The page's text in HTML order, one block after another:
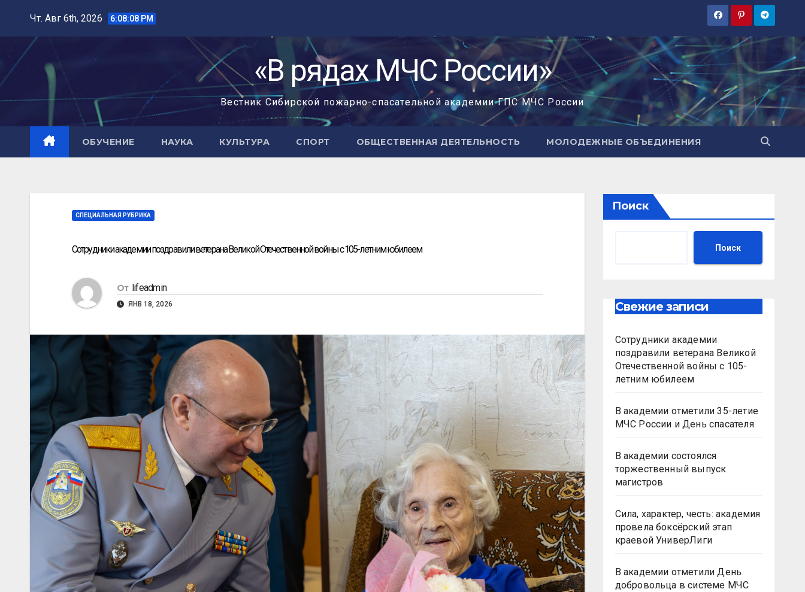
Чт. Авг 6th, 2026 6:08:09 PM
«В рядах МЧС России»
Вестник Сибирской пожарно-спасательной академии ГПС МЧС России
ОБУЧЕНИЕ НАУКА КУЛЬТУРА СПОРТ ОБЩЕСТВЕННАЯ ДЕЯТЕЛЬНОСТЬ МОЛОДЕЖНЫЕ ОБЪЕДИНЕНИЯ
СПЕЦИАЛЬНАЯ РУБРИКА
Сотрудники академии поздравили ветерана Великой Отечественной войны с 105-летним юбилеем
От lifeadmin
ЯНВ 18, 2026
Поиск
Поиск
Свежие записи
Сотрудники академии
поздравили ветерана Великой
Отечественной войны с 105-
летним юбилеем
В академии отметили 35-летие
МЧС России и День спасателя
В академии состоялся
торжественный выпуск
магистров
Сила, характер, честь: академия
провела боксёрский этап
краевой УниверЛиги
В академии отметили День
добровольца в системе МЧС